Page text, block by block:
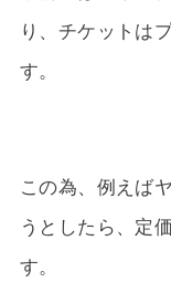
り、チケットは
す。
この為、例えば
うとしたら、定
す。